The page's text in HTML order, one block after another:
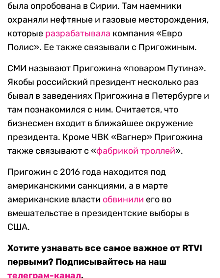
была опробована в Сирии. Там наемники
охраняли нефтяные и газовые месторождения,
которые разрабатывала компания «Евро
Полис». Ее также связывали с Пригожиным.
СМИ называют Пригожина «поваром Путина».
Якобы российский президент несколько раз
бывал в заведениях Пригожина в Петербурге и
там познакомился с ним. Считается, что
бизнесмен входит в ближайшее окружение
президента. Кроме ЧВК «Вагнер» Пригожина
также связывают с «фабрикой троллей».
Пригожин с 2016 года находится под
американскими санкциями, а в марте
американские власти обвинили его во
вмешательстве в президентские выборы в
США.
Хотите узнавать все самое важное от RTVI
первыми? Подписывайтесь на наш
телеграм-канал.